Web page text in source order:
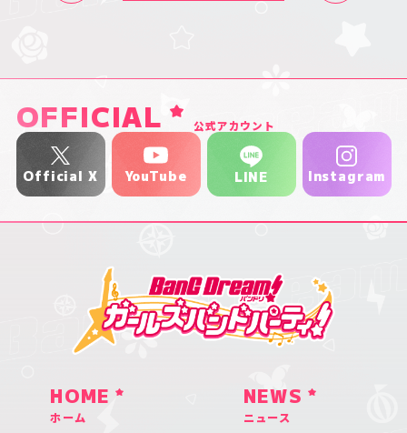
OFFICIAL 公式アカウント
Official X YouTube LINE Instagram
HOME
ホーム
NEWS
ニュース